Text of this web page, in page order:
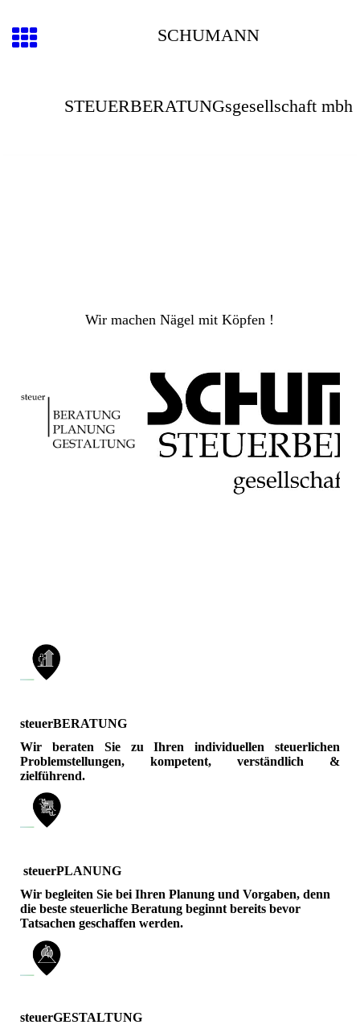
SCHUMANN
STEUERBERATUNGsgesellschaft mbh
Wir machen Nägel mit Köpfen !
steuerBERATUNG
Wir beraten Sie zu Ihren individuellen steuerlichen
Problemstellungen, kompetent, verständlich &
zielführend.
steuerPLANUNG
Wir begleiten Sie bei Ihren Planung und Vorgaben, denn
die beste steuerliche Beratung beginnt bereits bevor
Tatsachen geschaffen werden.
steuerGESTALTUNG